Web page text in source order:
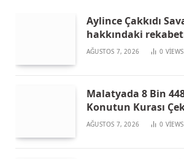
Aylince Çakkıdı
hakkındaki
AĞUSTOS 7, 2026 0 VIEWS
Malatyada 8 Bin
Konutun Kurası
AĞUSTOS 7, 2026 0 VIEWS